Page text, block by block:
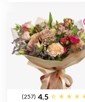
4.5
(257)